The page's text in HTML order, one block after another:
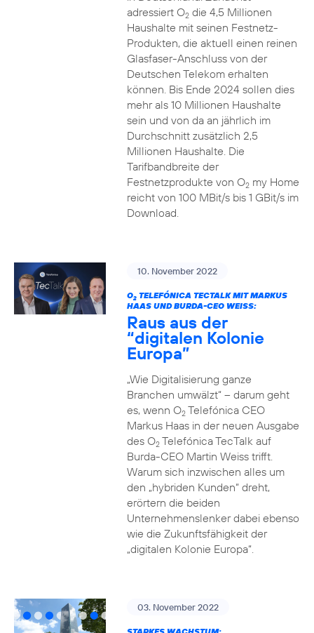
adressiert O2die 4,5 Millionen
Haushalte mit seinen Festnetz-
Produkten, die aktuell einen reinen
Glasfaser-Anschluss von der
Deutschen Telekom erhalten
können. Bis Ende 2024 sollen dies
mehr als 10 Millionen Haushalte
sein und von da an jährlich im
Durchschnitt zusätzlich 2,5
Millionen Haushalte. Die
Tarifbandbreite der
Festnetzprodukte von O2my Home
reicht von 100 MBit/s bis 1 GBit/s im
Download.
10. November 2022
O2TELEFÓNICA TECTALK MIT MARKUS
HAAS UND BURDA-CEO WEISS:
Raus aus der
“digitalen Kolonie
Europa”
„Wie Digitalisierung ganze
Branchen umwälzt“ – darum geht
es, wenn O2Telefónica CEO
Markus Haas in der neuen Ausgabe
des O2Telefónica TecTalk auf
Burda-CEO Martin Weiss trifft.
Warum sich inzwischen alles um
den „hybriden Kunden“ dreht,
erörtern die beiden
Unternehmenslenker dabei ebenso
wie die Zukunftsfähigkeit der
„digitalen Kolonie Europa“.
03. November 2022